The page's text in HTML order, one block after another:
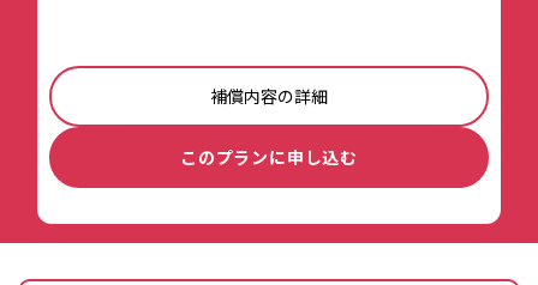
補償内容の詳細
このプランに申し込む